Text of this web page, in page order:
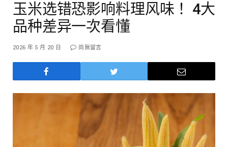
玉米选错恐影响料理风味！ 4大
品种差异一次看懂
2026 年 5 月 20 日 尚無留言